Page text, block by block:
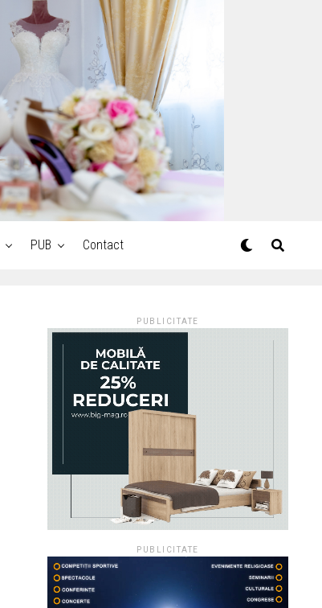
PUB Contact
PUBLICITATE
PUBLICITATE